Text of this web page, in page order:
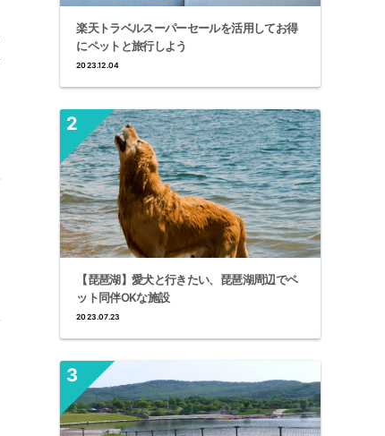
楽天トラベルスーパーセールを活用してお得
にペットと旅行しよう
2023.12.04
【琵琶湖】愛犬と行きたい、琵琶湖周辺でペ
ット同伴OKな施設
2023.07.23